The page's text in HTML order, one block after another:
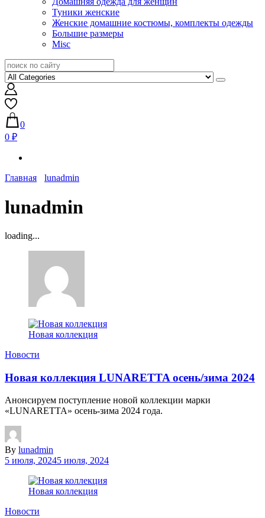
Туники женские
Женские домашние костюмы, комплекты одежды
Большие размеры
Misc
0
0 ₽
Главная lunadmin
lunadmin
loading...
Новая коллекция
Новости
Новая коллекция LUNARETTA осень/зима 2024
Анонсируем поступление новой коллекции марки
«LUNARETTA» осень-зима 2024 года.
By lunadmin
5 июля, 20245 июля, 2024
Новая коллекция
Новости